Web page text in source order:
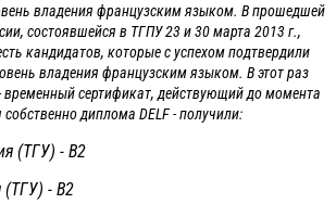
владения французским языком. В прошедшей
состоявшейся в ТГПУ 23 и 30 марта 2013 г.,
кандидатов, которые с успехом подтвердили
владения французским языком. В этот раз
временный сертификат, действующий до момента
собственно диплома DELF - получили:
(ТГУ) - В2
(ТГУ) - В2